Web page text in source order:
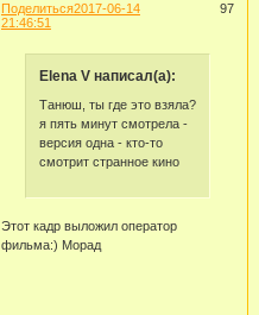
Поделиться 97
2017-06-14
21:46:51
Elena V написал(а):
Танюш, ты где это взяла?
я пять минут смотрела -
версия одна - кто-то
смотрит странное кино
Этот кадр выложил оператор
фильма:) Морад